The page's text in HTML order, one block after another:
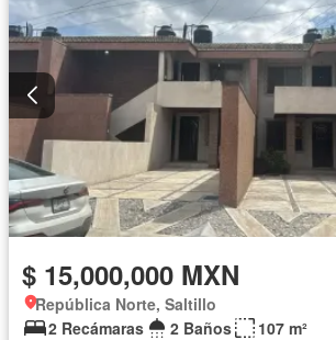
$ 15,000,000 MXN
República Norte, Saltillo
2 Recámaras
2 Baños
107 m²